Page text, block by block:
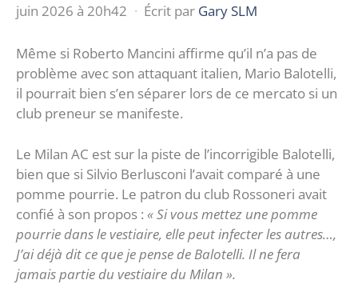
juin 2026 à 20h42 · Écrit par Gary SLM
Même si Roberto Mancini affirme qu’il n’a pas de
problème avec son attaquant italien, Mario Balotelli,
il pourrait bien s’en séparer lors de ce mercato si un
club preneur se manifeste.
Le Milan AC est sur la piste de l’incorrigible Balotelli,
bien que si Silvio Berlusconi l’avait comparé à une
pomme pourrie. Le patron du club Rossoneri avait
confié à son propos : « Si vous mettez une pomme
pourrie dans le vestiaire, elle peut infecter les autres…,
J’ai déjà dit ce que je pense de Balotelli. Il ne fera
jamais partie du vestiaire du Milan ».